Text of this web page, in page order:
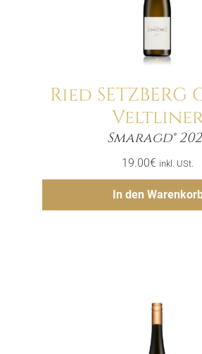
Ried
Smaragd®
19.00€ inkl. USt.
In den
Menge